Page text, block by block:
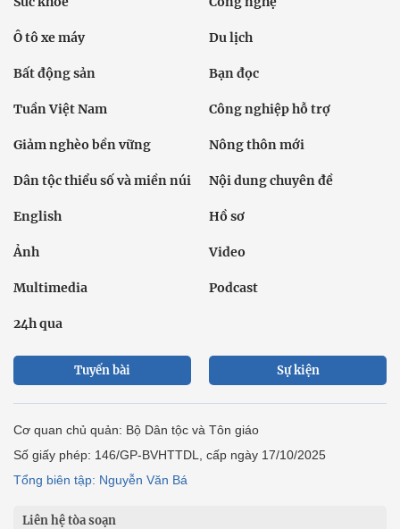
Ô tô xe máy Du lịch
Bất động sản Bạn đọc
Tuần Việt Nam Công nghiệp hỗ trợ
Giảm nghèo bền vững Nông thôn mới
Dân tộc thiểu số và miền núi Nội dung chuyên đề
English Hồ sơ
Ảnh Video
Multimedia Podcast
24h qua
Tuyến bài Sự kiện
Cơ quan chủ quản: Bộ Dân tộc và Tôn giáo
Số giấy phép: 146/GP-BVHTTDL, cấp ngày 17/10/2025
Tổng biên tập: Nguyễn Văn Bá
Liên hệ tòa soạn